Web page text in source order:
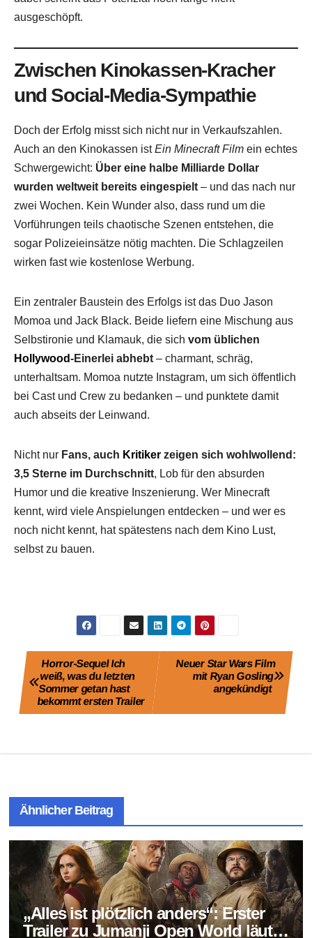
ausgeschöpft.
Zwischen Kinokassen-Kracher
und Social-Media-Sympathie
Doch der Erfolg misst sich nicht nur in Verkaufszahlen.
Auch an den Kinokassen istEin Minecraft Film ein echtes
Schwergewicht: Über eine halbe Milliarde Dollar
wurden weltweit bereits eingespielt – und das nach nur
zwei Wochen. Kein Wunder also, dass rund um die
Vorführungen teils chaotische Szenen entstehen, die
sogar Polizeieinsätze nötig machten. Die Schlagzeilen
wirken fast wie kostenlose Werbung.
Ein zentraler Baustein des Erfolgs ist das Duo Jason
Momoa und Jack Black. Beide liefern eine Mischung aus
Selbstironie und Klamauk, die sich vom üblichen
Hollywood-Einerlei abhebt – charmant, schräg,
unterhaltsam. Momoa nutzte Instagram, um sich öffentlich
bei Cast und Crew zu bedanken – und punktete damit
auch abseits der Leinwand.
Nicht nur Fans, auch Kritiker zeigen sich wohlwollend:
3,5 Sterne im Durchschnitt, Lob für den absurden
Humor und die kreative Inszenierung. Wer Minecraft
kennt, wird viele Anspielungen entdecken – und wer es
noch nicht kennt, hat spätestens nach dem Kino Lust,
selbst zu bauen.
BeitragsnavigationNeuer Star Wars Film
mit Ryan Gosling
angekündigt
Horror-Sequel Ich
weiß, was du letzten
Sommer getan hast
bekommt ersten Trailer
Ähnlicher Beitrag
„Alles ist plötzlich anders“: Erster
Trailer zu Jumanji Open World läutet